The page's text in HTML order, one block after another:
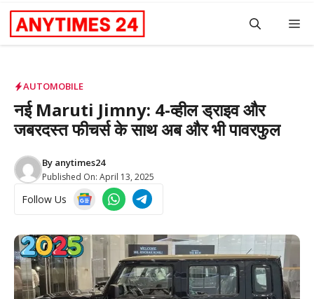
Skip
content
AUTOMOBILE
नई Maruti Jimny: 4-व्हील ड्राइव और
जबरदस्त फीचर्स के साथ अब और भी पावरफुल
By anytimes24
Published On: April 13, 2025
Follow Us